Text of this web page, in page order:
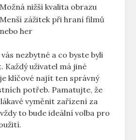
Možná nižší kvalita‍ obrazu
Menší ​zážitek​ při hraní filmů
nebo her
nezbytné a co byste byli
Každý uživatel ⁢má jiné
‌klíčové ⁤najít ten ‍správný‍
potřeb. Pamatujte, že
⁣vyměnit⁢ zařízení za
to⁣ bude ideální volba ​pro